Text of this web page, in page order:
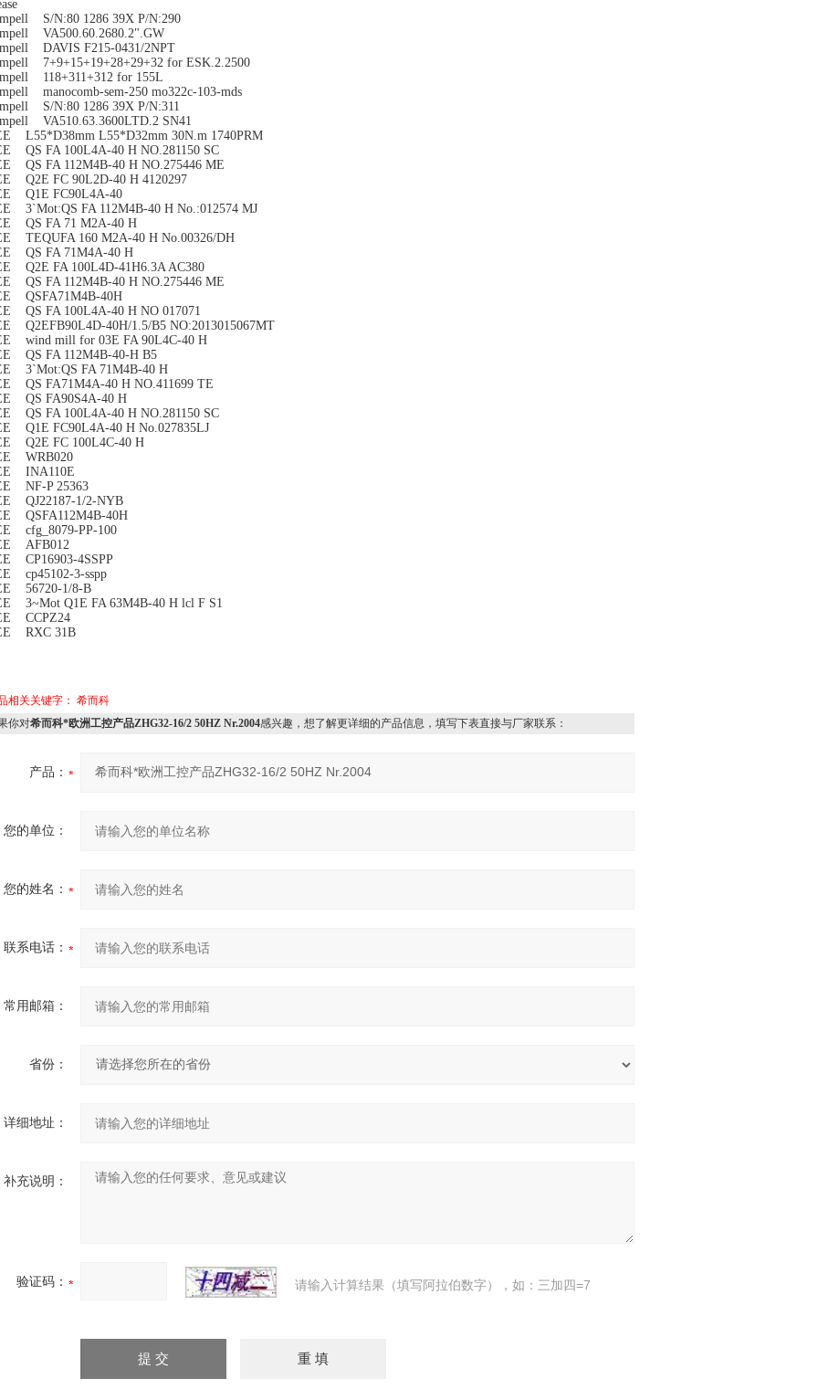
S/N:80 1286 39X P/N:290
VA500.60.2680.2".GW
DAVIS F215-0431/2NPT
7+9+15+19+28+29+32 for ESK.2.2500
118+311+312 for 155L
manocomb-sem-250 mo322c-103-mds
S/N:80 1286 39X P/N:311
VA510.63.3600LTD.2 SN41
L55*D38mm L55*D32mm 30N.m 1740PRM
QS FA 100L4A-40 H NO.281150 SC
QS FA 112M4B-40 H NO.275446 ME
Q2E FC 90L2D-40 H 4120297
Q1E FC90L4A-40
3`Mot:QS FA 112M4B-40 H No.:012574 MJ
QS FA 71 M2A-40 H
TEQUFA 160 M2A-40 H No.00326/DH
QS FA 71M4A-40 H
Q2E FA 100L4D-41H6.3A AC380
QS FA 112M4B-40 H NO.275446 ME
QSFA71M4B-40H
QS FA 100L4A-40 H NO 017071
Q2EFB90L4D-40H/1.5/B5 NO:2013015067MT
wind mill for 03E FA 90L4C-40 H
QS FA 112M4B-40-H B5
3`Mot:QS FA 71M4B-40 H
QS FA71M4A-40 H NO.411699 TE
QS FA90S4A-40 H
QS FA 100L4A-40 H NO.281150 SC
Q1E FC90L4A-40 H No.027835LJ
Q2E FC 100L4C-40 H
WRB020
INA110E
NF-P 25363
QJ22187-1/2-NYB
QSFA112M4B-40H
cfg_8079-PP-100
AFB012
CP16903-4SSPP
cp45102-3-sspp
56720-1/8-B
3~Mot Q1E FA 63M4B-40 H lcl F S1
CCPZ24
RXC 31B
相关关键字： 希而科
你对希而科*欧洲工控产品ZHG32-16/2 50HZ Nr.2004感兴趣，想了解更详细的产品信息，填写下表直接与厂家联系：
产品：
您的单位：
您的姓名：
联系电话：
常用邮箱：
省份：
详细地址：
补充说明：
验证码： 请输入计算结果（填写阿拉伯数字），如：三加四=7